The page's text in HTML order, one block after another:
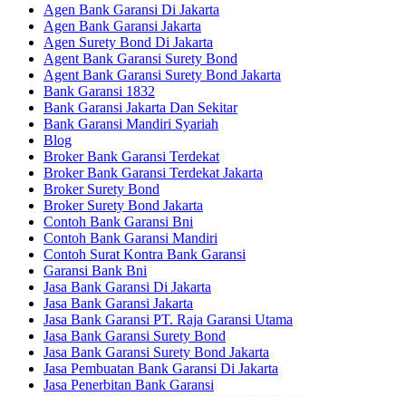
Agen Bank Garansi Di Jakarta
Agen Bank Garansi Jakarta
Agen Surety Bond Di Jakarta
Agent Bank Garansi Surety Bond
Agent Bank Garansi Surety Bond Jakarta
Bank Garansi 1832
Bank Garansi Jakarta Dan Sekitar
Bank Garansi Mandiri Syariah
Blog
Broker Bank Garansi Terdekat
Broker Bank Garansi Terdekat Jakarta
Broker Surety Bond
Broker Surety Bond Jakarta
Contoh Bank Garansi Bni
Contoh Bank Garansi Mandiri
Contoh Surat Kontra Bank Garansi
Garansi Bank Bni
Jasa Bank Garansi Di Jakarta
Jasa Bank Garansi Jakarta
Jasa Bank Garansi PT. Raja Garansi Utama
Jasa Bank Garansi Surety Bond
Jasa Bank Garansi Surety Bond Jakarta
Jasa Pembuatan Bank Garansi Di Jakarta
Jasa Penerbitan Bank Garansi